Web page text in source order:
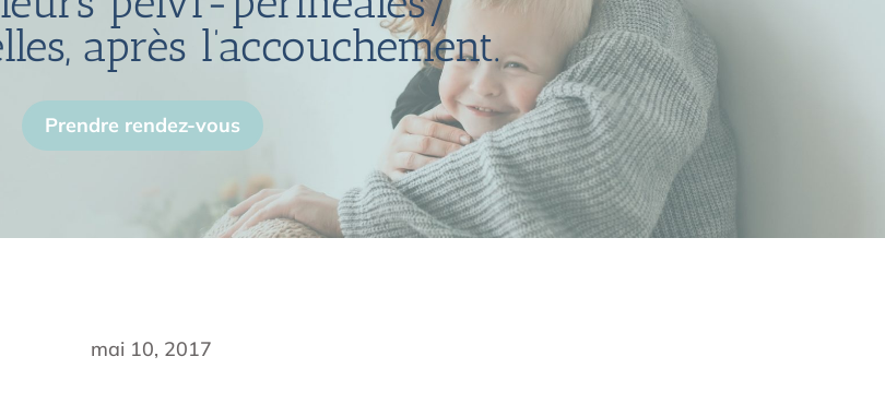
après l’accouchement.
Prendre rendez-vous
mai 10, 2017